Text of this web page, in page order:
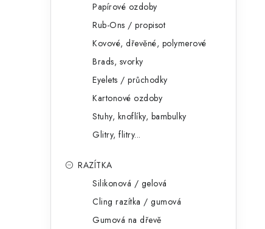
Papírové ozdoby
Rub-Ons / propisot
Kovové, dřevěné, polymerové
Brads, svorky
Eyelets / průchodky
Kartonové ozdoby
Stuhy, knoflíky, bambulky
Glitry, flitry...
RAZÍTKA
Silikonová / gelová
Cling razítka / gumová
Gumová na dřevě